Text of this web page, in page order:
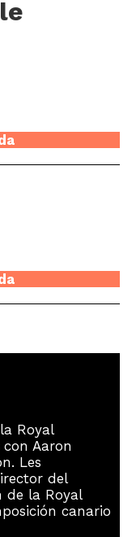
Royal
Aaron
Les
del
de la Royal
canario